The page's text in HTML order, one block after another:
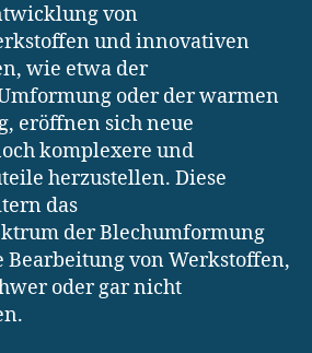
von
und innovativen
wie etwa der
oder der warmen
eröffnen sich neue
komplexere und
herzustellen. Diese
das
der Blechumformung
Bearbeitung von Werkstoffen,
oder gar nicht